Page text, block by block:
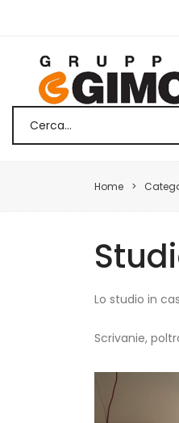
Home
Lo studio in
Scrivanie,